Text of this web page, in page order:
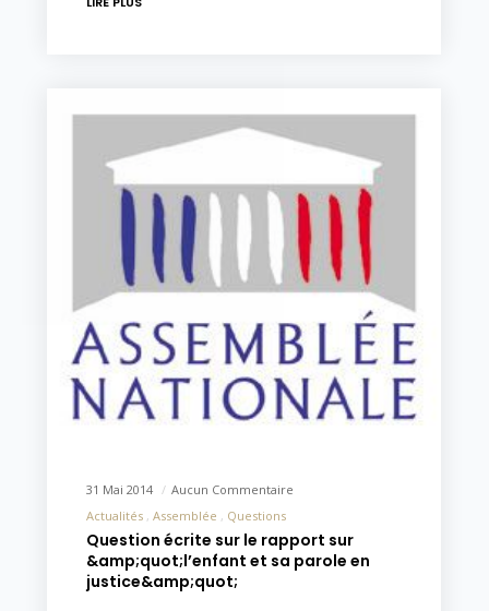
31 Mai 2014
Aucun Commentaire
Actualités
Assemblée Questions
Question écrite sur le rapport sur
&amp;quot;l’enfant et sa parole en
justice&amp;quot;